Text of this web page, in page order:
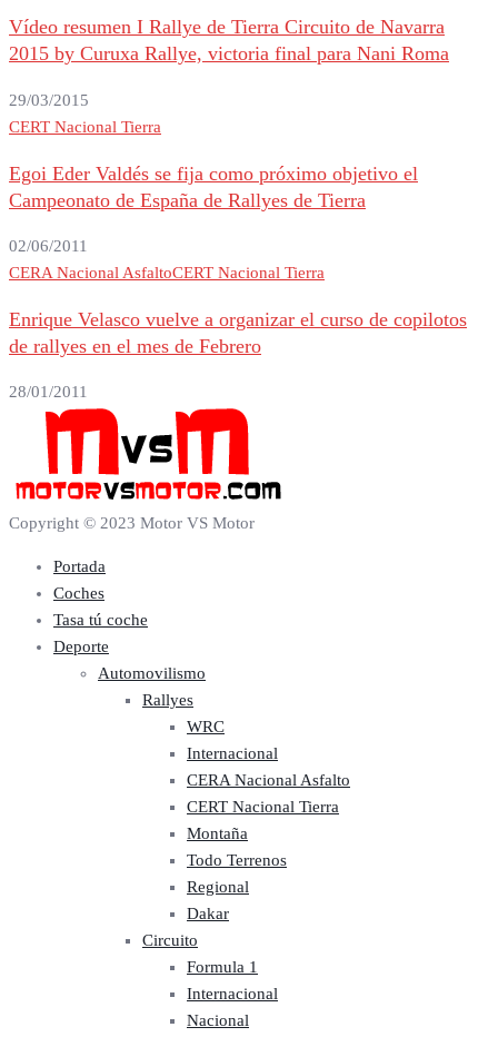
Vídeo resumen I Rallye de Tierra Circuito de Navarra
2015 by Curuxa Rallye, victoria final para Nani Roma
29/03/2015
CERT Nacional Tierra
Egoi Eder Valdés se fija como próximo objetivo el
Campeonato de España de Rallyes de Tierra
02/06/2011
CERA Nacional AsfaltoCERT Nacional Tierra
Enrique Velasco vuelve a organizar el curso de copilotos
de rallyes en el mes de Febrero
28/01/2011
Copyright © 2023 Motor VS Motor
Portada
Coches
Tasa tú coche
Deporte
Automovilismo
Rallyes
WRC
Internacional
CERA Nacional Asfalto
CERT Nacional Tierra
Montaña
Todo Terrenos
Regional
Dakar
Circuito
Formula 1
Internacional
Nacional